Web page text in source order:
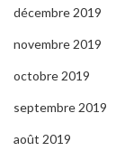
décembre 2019
novembre 2019
octobre 2019
septembre 2019
août 2019